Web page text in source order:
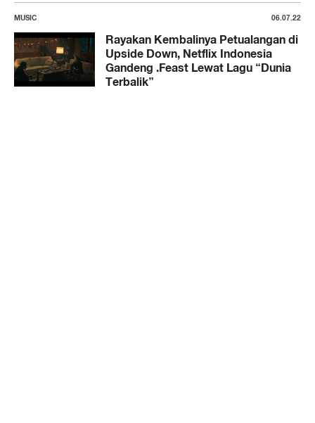
MUSIC 06.07.22
Rayakan Kembalinya Petualangan di
Upside Down, Netflix Indonesia
Gandeng .Feast Lewat Lagu “Dunia
Terbalik”